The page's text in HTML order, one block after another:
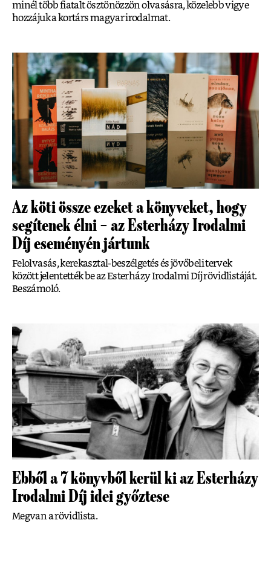
minél több fiatalt ösztönözzön olvasásra, közelebb vigye
hozzájuk a kortárs magyar irodalmat.
Az köti össze ezeket a könyveket, hogy
segítenek élni – az Esterházy Irodalmi
Díj eseményén jártunk
Felolvasás, kerekasztal-beszélgetés és jövőbeli tervek
között jelentették be az Esterházy Irodalmi Díj rövidlistáját.
Beszámoló.
Ebből a 7 könyvből kerül ki az Esterházy
Irodalmi Díj idei győztese
Megvan a rövidlista.